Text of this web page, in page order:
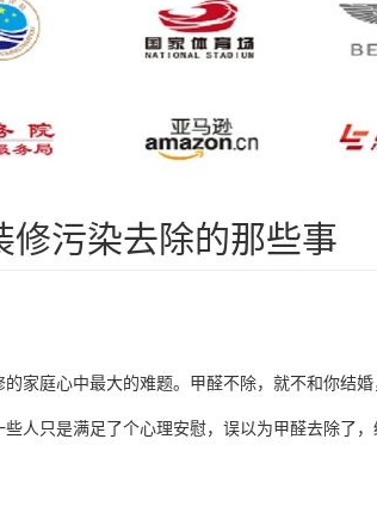
修污染去除的那些事
庭心中最大的难题。甲醛不除，就不和你结婚
人只是满足了个心理安慰，误以为甲醛去除了